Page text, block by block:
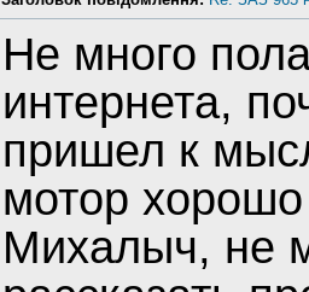
Не много
интернета,
пришел к
мотор
Михалыч, не